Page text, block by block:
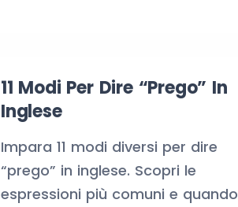
11 Modi Per Dire “Prego” In
Inglese
Impara 11 modi diversi per dire
“prego” in inglese. Scopri le
espressioni più comuni e quando